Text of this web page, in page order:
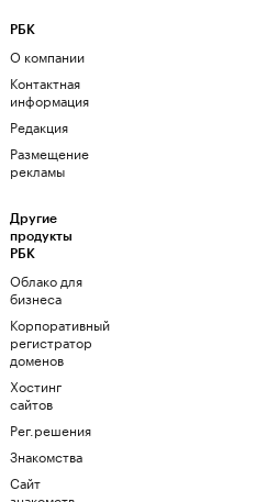
РБК
О компании
Контактная
информация
Редакция
Размещение
рекламы
Другие
продукты
РБК
Облако для
бизнеса
Корпоративный
регистратор
доменов
Хостинг
сайтов
Рег.решения
Знакомства
Сайт